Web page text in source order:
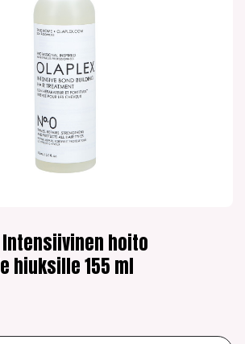
Intensiivinen hoito
hiuksille 155 ml